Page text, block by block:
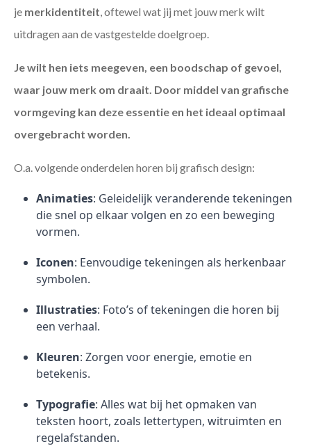
je merkidentiteit , oftewel wat jij met jouw merk wilt
uitdragen aan de vastgestelde doelgroep.
Je wilt hen iets meegeven, een boodschap of gevoel,
waar jouw merk om draait. Door middel van grafische
vormgeving kan deze essentie en het ideaal optimaal
overgebracht worden.
O.a. volgende onderdelen horen bij grafisch design:
Animaties: Geleidelijk veranderende tekeningen
die snel op elkaar volgen en zo een beweging
vormen.
Iconen: Eenvoudige tekeningen als herkenbaar
symbolen.
Illustraties: Foto’s of tekeningen die horen bij
een verhaal.
Kleuren: Zorgen voor energie, emotie en
betekenis.
Typografie: Alles wat bij het opmaken van
teksten hoort, zoals lettertypen, witruimten en
regelafstanden.